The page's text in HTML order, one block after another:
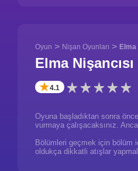
Oyun > Nişan Oyunları > Elma
Elma Nişancısı
✭4.1
Oyuna başladıktan sonra
vurmaya çalışacaksınız.
Bölümleri geçmek için bölüm
oldukça dikkatli atışlar